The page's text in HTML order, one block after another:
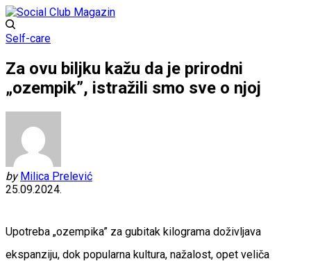
Self-care
Za ovu biljku kažu da je prirodni
„ozempik”, istražili smo sve o njoj
by Milica Prelević
25.09.2024.
Upotreba „ozempika” za gubitak kilograma doživljava
ekspanziju, dok popularna kultura, nažalost, opet veliča